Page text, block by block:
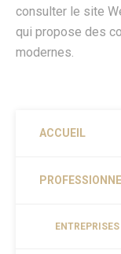
consulter le site
qui propose des
modernes.
ACCUEIL
ENTREPRISES